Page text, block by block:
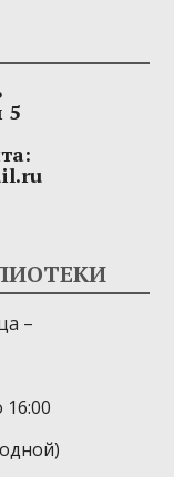
5
–
16:00